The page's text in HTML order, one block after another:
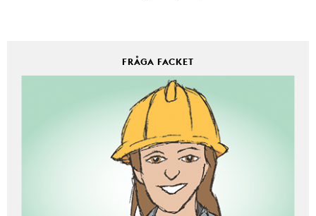
FRÅGA FACKET